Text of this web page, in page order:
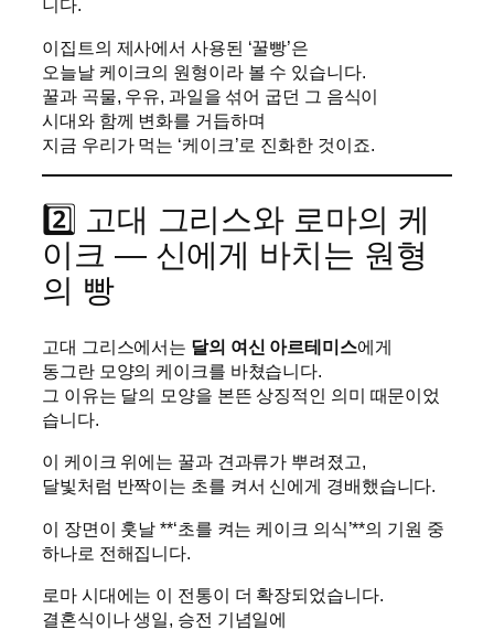
니다.
이집트의 제사에서 사용된 ‘꿀빵’은
오늘날 케이크의 원형이라 볼 수 있습니다.
꿀과 곡물, 우유, 과일을 섞어 굽던 그 음식이
시대와 함께 변화를 거듭하며
지금 우리가 먹는 ‘케이크’로 진화한 것이죠.
2️⃣ 고대 그리스와 로마의 케
이크 — 신에게 바치는 원형
의 빵
고대 그리스에서는 달의 여신 아르테미스에게
동그란 모양의 케이크를 바쳤습니다.
그 이유는 달의 모양을 본뜬 상징적인 의미 때문이었
습니다.
이 케이크 위에는 꿀과 견과류가 뿌려졌고,
달빛처럼 반짝이는 초를 켜서 신에게 경배했습니다.
이 장면이 훗날 **‘초를 켜는 케이크 의식’**의 기원 중
하나로 전해집니다.
로마 시대에는 이 전통이 더 확장되었습니다.
결혼식이나 생일, 승전 기념일에